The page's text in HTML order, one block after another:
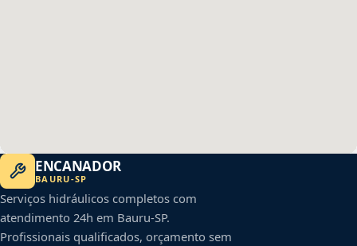
ENCANADOR
BAURU-SP
Serviços hidráulicos completos com
atendimento 24h em Bauru-SP.
Profissionais qualificados, orçamento sem